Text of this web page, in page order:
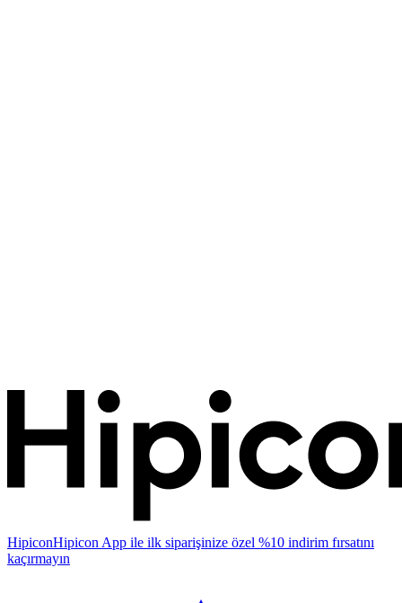
HipiconHipicon App ile ilk siparişinize özel %10 indirim fırsatını
kaçırmayın